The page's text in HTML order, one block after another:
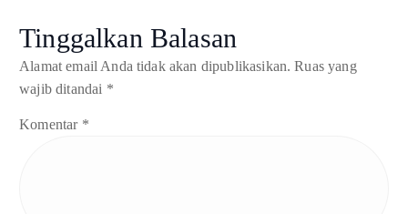
Tinggalkan Balasan
Alamat email Anda tidak akan dipublikasikan. Ruas yang
wajib ditandai *
Komentar *